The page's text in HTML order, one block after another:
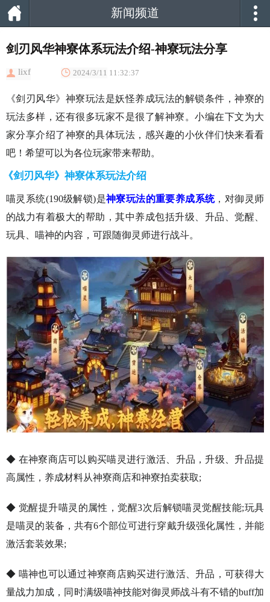
新闻频道
剑刃风华神寮体系玩法介绍-神寮玩法分享
lixf 2024/3/11 11:32:37
《剑刃风华》神寮玩法是妖怪养成玩法的解锁条件，神寮的
玩法多样，还有很多玩家不是很了解神寮。小编在下文为大
家分享介绍了神寮的具体玩法，感兴趣的小伙伴们快来看看
吧！希望可以为各位玩家带来帮助。
《剑刃风华》神寮体系玩法介绍
喵灵系统(190级解锁)是神寮玩法的重要养成系统，对御灵师
的战力有着极大的帮助，其中养成包括升级、升品、觉醒、
玩具、喵神的内容，可跟随御灵师进行战斗。
◆ 在神寮商店可以购买喵灵进行激活、升品，升级、升品提
高属性，养成材料从神寮商店和神寮拍卖获取;
◆ 觉醒提升喵灵的属性，觉醒3次后解锁喵灵觉醒技能;玩具
是喵灵的装备，共有6个部位可进行穿戴升级强化属性，并能
激活套装效果;
◆ 喵神也可以通过神寮商店购买进行激活、升品，可获得大
量战力加成，同时满级喵神技能对御灵师战斗有不错的buff加